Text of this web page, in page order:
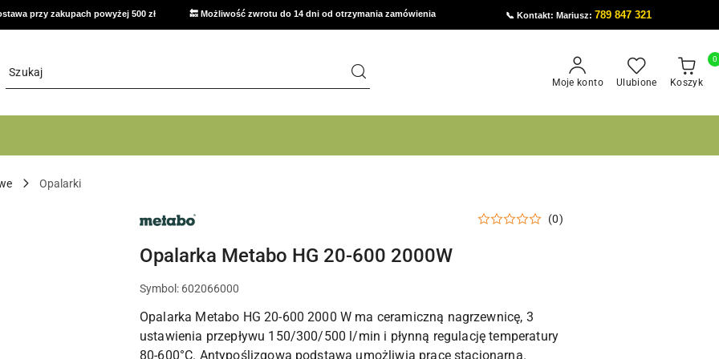
przy zakupach powyżej 500 zł 🔙 Możliwość zwrotu do 14 dni od otrzymania zamówienia 📞 Kontakt: Mariusz:789 847 321
Moje konto Ulubione Koszyk
0
Opalarki
NARZĘDZIA
METABO,
I
OSPRZĘT
WARSZTATU
(0)
Opalarka Metabo HG 20-600 2000W
Symbol: 602066000
Opalarka Metabo HG 20-600 2000 W ma ceramiczną nagrzewnicę, 3
ustawienia przepływu 150/300/500 l/min i płynną regulację temperatury
80-600°C. Antypoślizgowa podstawa umożliwia pracę stacjonarną.